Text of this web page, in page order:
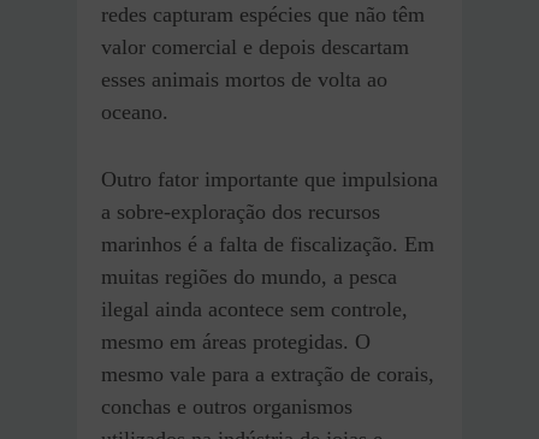
redes capturam espécies que não têm
valor comercial e depois descartam
esses animais mortos de volta ao
oceano.
Outro fator importante que impulsiona
a sobre-exploração dos recursos
marinhos é a falta de fiscalização. Em
muitas regiões do mundo, a pesca
ilegal ainda acontece sem controle,
mesmo em áreas protegidas. O
mesmo vale para a extração de corais,
conchas e outros organismos